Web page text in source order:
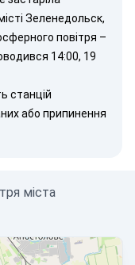
Зеленедольск,
повітря –
14:00, 19
станцій
або припинення
міста